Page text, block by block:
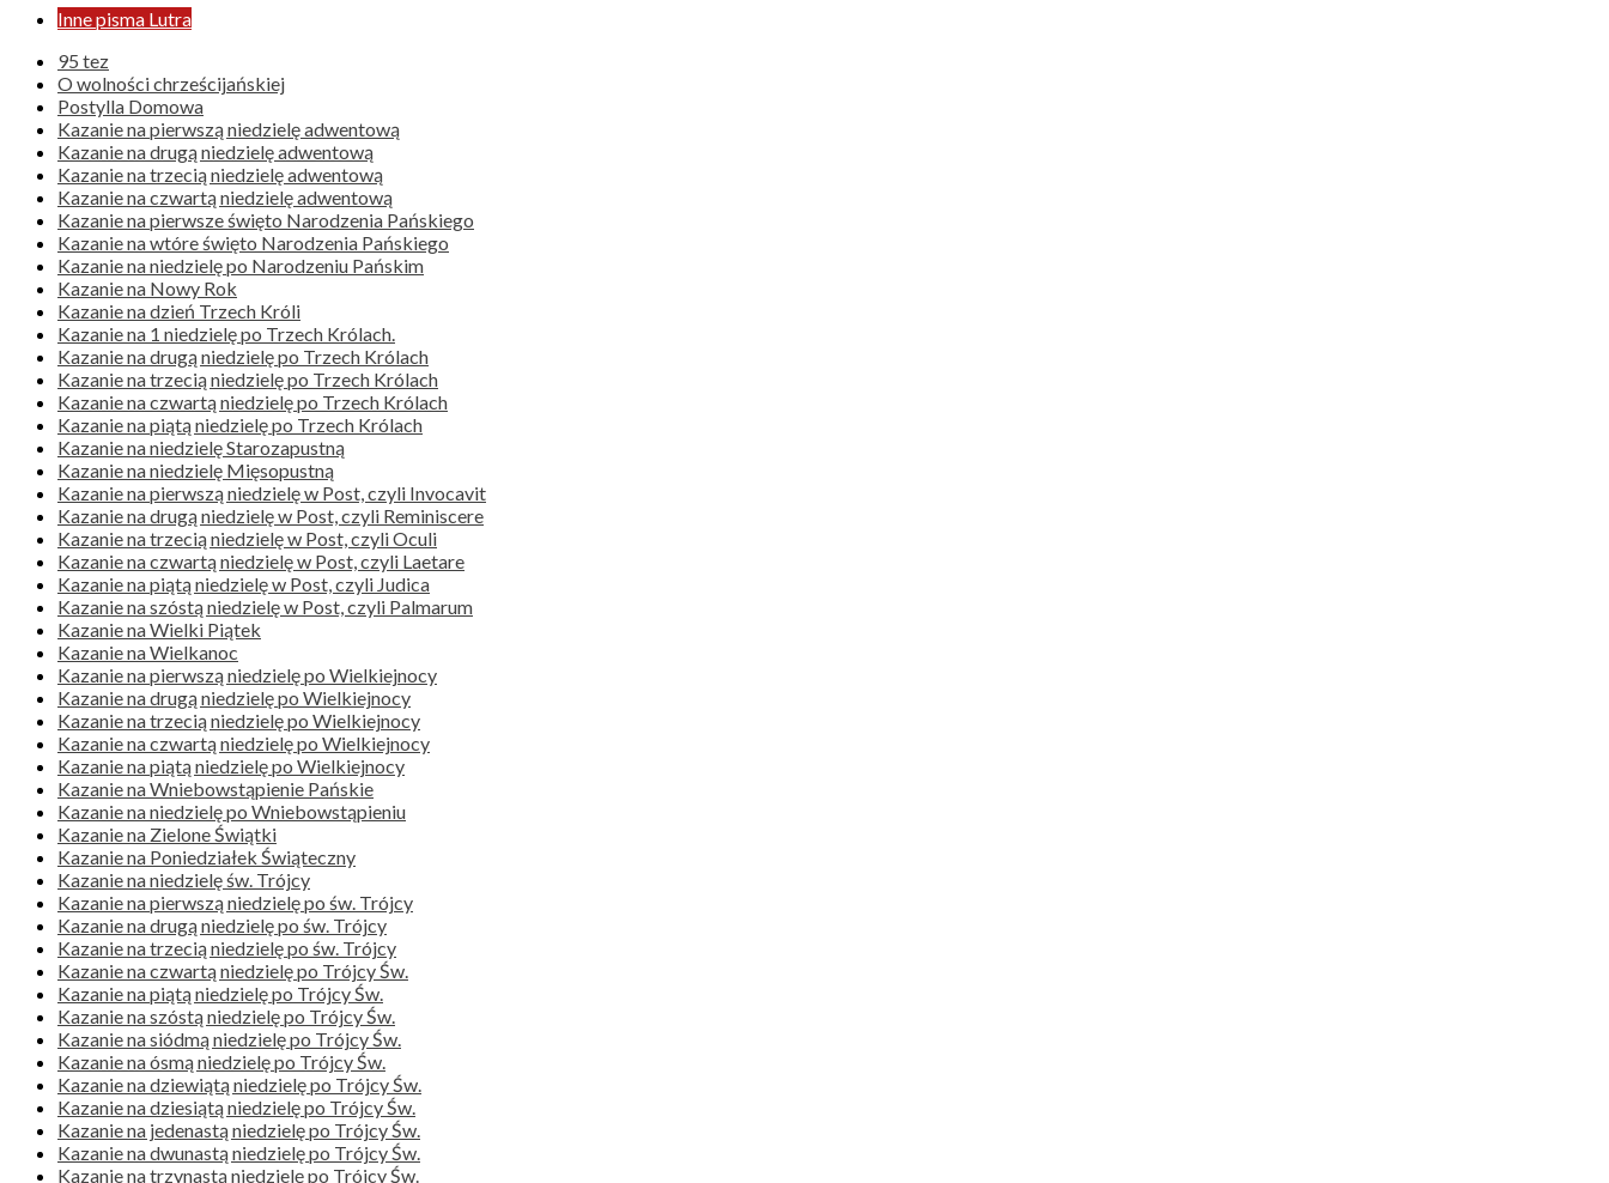
Inne pisma Lutra
95 tez
O wolności chrześcijańskiej
Postylla Domowa
Kazanie na pierwszą niedzielę adwentową
Kazanie na drugą niedzielę adwentową
Kazanie na trzecią niedzielę adwentową
Kazanie na czwartą niedzielę adwentową
Kazanie na pierwsze święto Narodzenia Pańskiego
Kazanie na wtóre święto Narodzenia Pańskiego
Kazanie na niedzielę po Narodzeniu Pańskim
Kazanie na Nowy Rok
Kazanie na dzień Trzech Króli
Kazanie na 1 niedzielę po Trzech Królach.
Kazanie na drugą niedzielę po Trzech Królach
Kazanie na trzecią niedzielę po Trzech Królach
Kazanie na czwartą niedzielę po Trzech Królach
Kazanie na piątą niedzielę po Trzech Królach
Kazanie na niedzielę Starozapustną
Kazanie na niedzielę Mięsopustną
Kazanie na pierwszą niedzielę w Post, czyli Invocavit
Kazanie na drugą niedzielę w Post, czyli Reminiscere
Kazanie na trzecią niedzielę w Post, czyli Oculi
Kazanie na czwartą niedzielę w Post, czyli Laetare
Kazanie na piątą niedzielę w Post, czyli Judica
Kazanie na szóstą niedzielę w Post, czyli Palmarum
Kazanie na Wielki Piątek
Kazanie na Wielkanoc
Kazanie na pierwszą niedzielę po Wielkiejnocy
Kazanie na drugą niedzielę po Wielkiejnocy
Kazanie na trzecią niedzielę po Wielkiejnocy
Kazanie na czwartą niedzielę po Wielkiejnocy
Kazanie na piątą niedzielę po Wielkiejnocy
Kazanie na Wniebowstąpienie Pańskie
Kazanie na niedzielę po Wniebowstąpieniu
Kazanie na Zielone Świątki
Kazanie na Poniedziałek Świąteczny
Kazanie na niedzielę św. Trójcy
Kazanie na pierwszą niedzielę po św. Trójcy
Kazanie na drugą niedzielę po św. Trójcy
Kazanie na trzecią niedzielę po św. Trójcy
Kazanie na czwartą niedzielę po Trójcy Św.
Kazanie na piątą niedzielę po Trójcy Św.
Kazanie na szóstą niedzielę po Trójcy Św.
Kazanie na siódmą niedzielę po Trójcy Św.
Kazanie na ósmą niedzielę po Trójcy Św.
Kazanie na dziewiątą niedzielę po Trójcy Św.
Kazanie na dziesiątą niedzielę po Trójcy Św.
Kazanie na jedenastą niedzielę po Trójcy Św.
Kazanie na dwunastą niedzielę po Trójcy Św.
Kazanie na trzynastą niedzielę po Trójcy Św.